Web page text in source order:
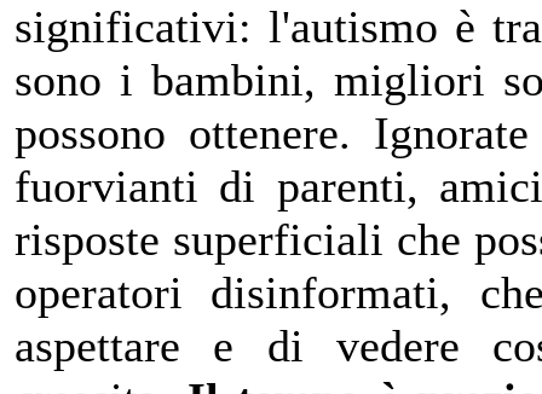
significativi: l'autismo è
sono i bambini, migliori
possono ottenere.
fuorvianti di parenti,
risposte superficiali che
operatori disinformati,
aspettare e di vedere